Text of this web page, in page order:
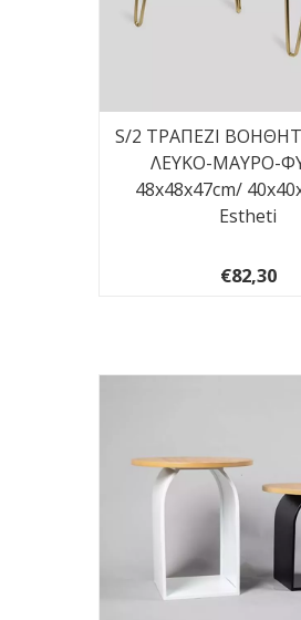
S/2 ΤΡΑΠΕΖΙ
ΛΕΥΚΟ-ΜΑΥΡΟ-
48x48x47cm/
Estheti
€82,30